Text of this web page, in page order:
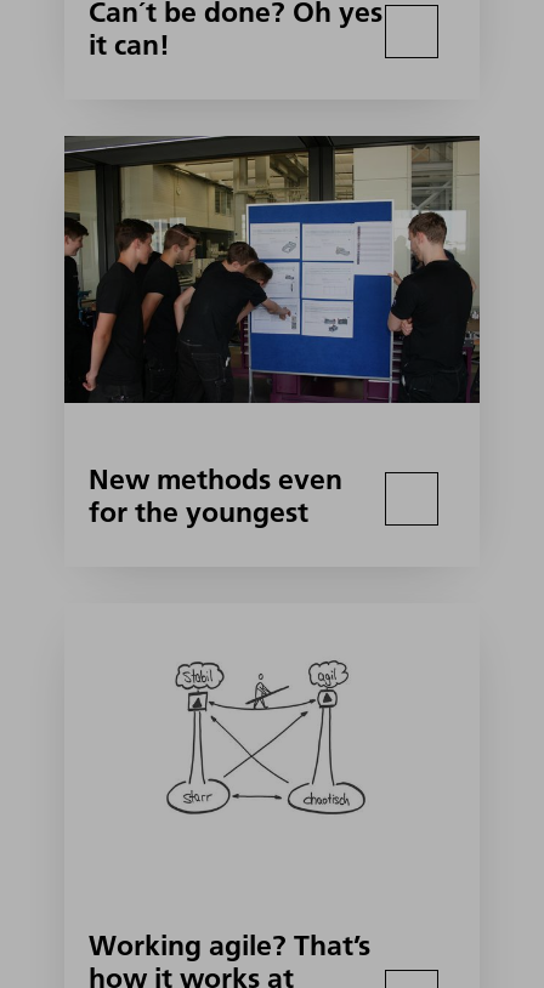
Can´t be done? Oh yes
it can!
New methods even
for the youngest
Working agile? That’s
how it works at